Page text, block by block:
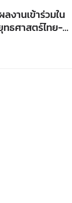
งานเข้าร่วมใน
ธศาสตร์ไทย-
นย์วิจัย
สำนักงาน